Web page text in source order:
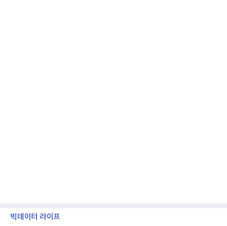
빅데이터 라이프